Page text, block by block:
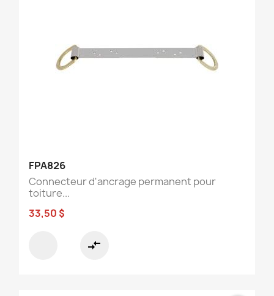
FPA826
Connecteur d'ancrage permanent pour
toiture...
33,50 $
compare_arrows